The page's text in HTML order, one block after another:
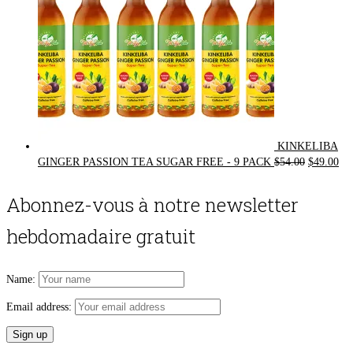
KINKELIBA
GINGER PASSION TEA SUGAR FREE - 9 PACK $54.00 Original
$49.00
Abonnez-vous à notre newsletter
hebdomadaire gratuit
Name:
Email address: